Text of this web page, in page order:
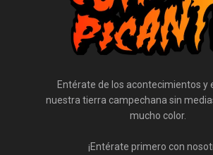
Entérate de los acontecimientos y
nuestra tierra campechana sin
mucho color.
¡Entérate primero con